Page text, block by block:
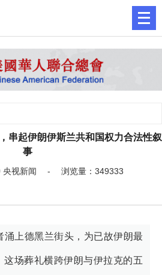
串起伊朗伊斯兰共和国权力合法性叙
事
央视新闻 - 浏览量：349333
涌上德黑兰街头，为已故伊朗最
这场葬礼横跨伊朗与伊拉克的五